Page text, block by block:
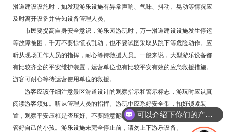
滑道建设设施时，如发现游乐设施有异常声响、气味、抖动、晃动等情况应
及时离开设备并告知设备管理人员。
市民要提高自身安全意识，游乐园游玩时，万一滑道建设设施发生停运
等故障被困，千万不要惊慌或乱动，也不要试图采取从跳下等危险动作。应
听从现场工作人员的指挥，耐心等待救援人员。一般来说，大型游乐设备都
有比较齐全的平安维护装置，运营单位也有比较平安有效的应急救援措施。
游客可耐心等待运营使用单位的救援。
游客应该仔细注意景区滑道设计的观察指示和警示标志，游玩时应认真
阅读游客须知。听从管理人员的指挥。游玩中应系好安全带，扣好锁紧装
置，观察平安压杠是否压好。不要随意翻越栏杆或穿越警戒线，特别要注意
管好自己的小孩。游乐设施未完全停止前，请勿上下游乐设备。
可以介绍下你们的产品么